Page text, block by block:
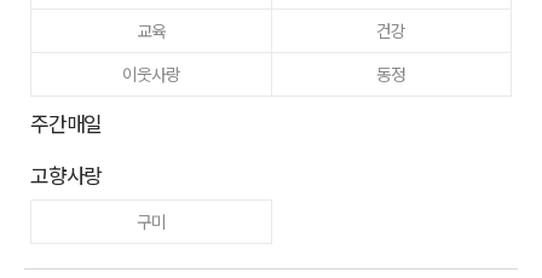
교육
건강
이웃사랑
동정
주간매일
고향사랑
구미